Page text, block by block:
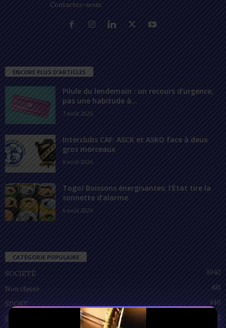
Contactez-nous:
ENCORE PLUS D'ARTICLES
Pilule du lendemain : un recours d’urgence,
pas une habitude à...
7 août 2026
Interclubs CAF: ASCK et ASKO face à deux
gros morceaux
6 août 2026
Togo/ Boissons énergisantes: l’État tire la
sonnette d’alarme
6 août 2026
CATÉGORIE POPULAIRE
SOCIÉTÉ
1042
Non classé
481
SPORT
440
POLITIQUE
212